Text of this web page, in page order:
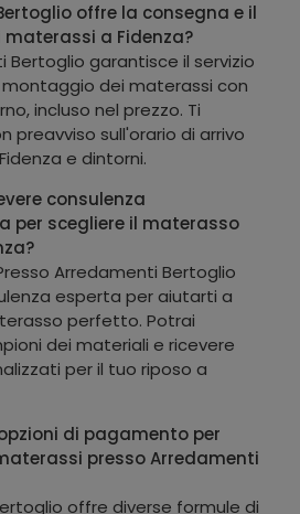
offre la consegna e il
a Fidenza?
Bertoglio garantisce il servizio
dei materassi con
incluso nel prezzo. Ti
preavviso sull'orario di arrivo
e dintorni.
consulenza
per scegliere il materasso
Arredamenti Bertoglio
esperta per aiutarti a
perfetto. Potrai
dei materiali e ricevere
per il tuo riposo a
di pagamento per
presso Arredamenti
offre diverse formule di